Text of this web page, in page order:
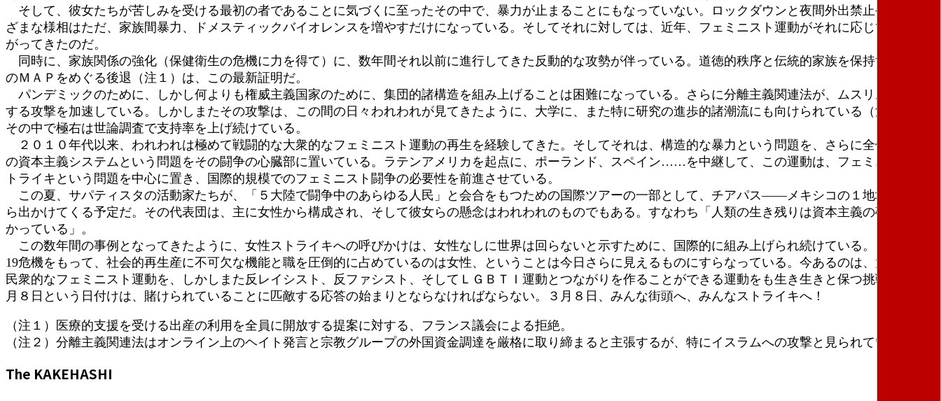
そして、彼女たちが苦しみを受ける最初の者であることに気づくに至ったその中で、暴力が止まることにもなっていない。ロックダウンと夜間外出禁止令のさま
ざまな様相はただ、家族間暴力、ドメスティックバイオレンスを増やすだけになっている。そしてそれに対しては、近年、フェミニスト運動がそれに応じて立ち上
がってきたのだ。
同時に、家族関係の強化（保健衛生の危機に力を得て）に、数年間それ以前に進行してきた反動的な攻勢が伴っている。道徳的秩序と伝統的家族を保持するため
のＭＡＰをめぐる後退（注１）は、この最新証明だ。
パンデミックのために、しかし何よりも権威主義国家のために、集団的諸構造を組み上げることは困難になっている。さらに分離主義関連法が、ムスリムを敵視
する攻撃を加速している。しかしまたその攻撃は、この間の日々われわれが見てきたように、大学に、また特に研究の進歩的諸潮流にも向けられている（注２）。
その中で極右は世論調査で支持率を上げ続けている。
２０１０年代以来、われわれは極めて戦闘的な大衆的なフェミニスト運動の再生を経験してきた。そしてそれは、構造的な暴力という問題を、さらに全体として
の資本主義システムという問題をその闘争の心臓部に置いている。ラテンアメリカを起点に、ポーランド、スペイン……を中継して、この運動は、フェミニストス
トライキという問題を中心に置き、国際的規模でのフェミニスト闘争の必要性を前進させている。
この夏、サパティスタの活動家たちが、「５大陸で闘争中のあらゆる人民」と会合をもつための国際ツアーの一部として、チアパス――メキシコの１地域――か
ら出かけてくる予定だ。その代表団は、主に女性から構成され、そして彼女らの懸念はわれわれのものでもある。すなわち「人類の生き残りは資本主義の破壊にか
かっている」。
この数年間の事例となってきたように、女性ストライキへの呼びかけは、女性なしに世界は回らないと示すために、国際的に組み上げられ続けている。コヴィド
19危機をもって、社会的再生産に不可欠な機能と職を圧倒的に占めているのは女性、ということは今日さらに見えるものにすらなっている。今あるのは、大規模で
民衆的なフェミニスト運動を、しかしまた反レイシスト、反ファシスト、そしてＬＧＢＴＩ運動とつながりを作ることができる運動をも生き生きと保つ挑戦だ。３
月８日という日付けは、賭けられていることに匹敵する応答の始まりとならなければならない。３月８日、みんな街頭へ、みんなストライキへ！
（注１）医療的支援を受ける出産の利用を全員に開放する提案に対する、フランス議会による拒絶。
（注２）分離主義関連法はオンライン上のヘイト発言と宗教グループの外国資金調達を厳格に取り締まると主張するが、特にイスラムへの攻撃と見られている。
The KAKEHASHI